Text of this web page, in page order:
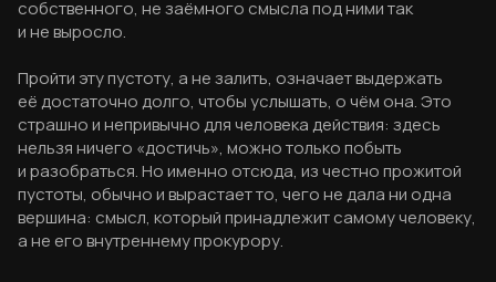
собственного, не заёмного смысла под ними так
и не выросло.
Пройти эту пустоту, а не залить, означает выдержать
её достаточно долго, чтобы услышать, о чём она. Это
страшно и непривычно для человека действия: здесь
нельзя ничего «достичь», можно только побыть
и разобраться. Но именно отсюда, из честно прожитой
пустоты, обычно и вырастает то, чего не дала ни одна
вершина: смысл, который принадлежит самому человеку,
а не его внутреннему прокурору.